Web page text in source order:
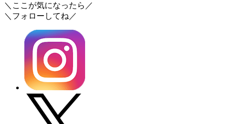
＼ここが気になったら／
＼フォローしてね／